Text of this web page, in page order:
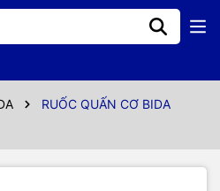
RUỐC QUẤN CƠ BIDA
tennis hàng Đài Loan
giãn nhẹ